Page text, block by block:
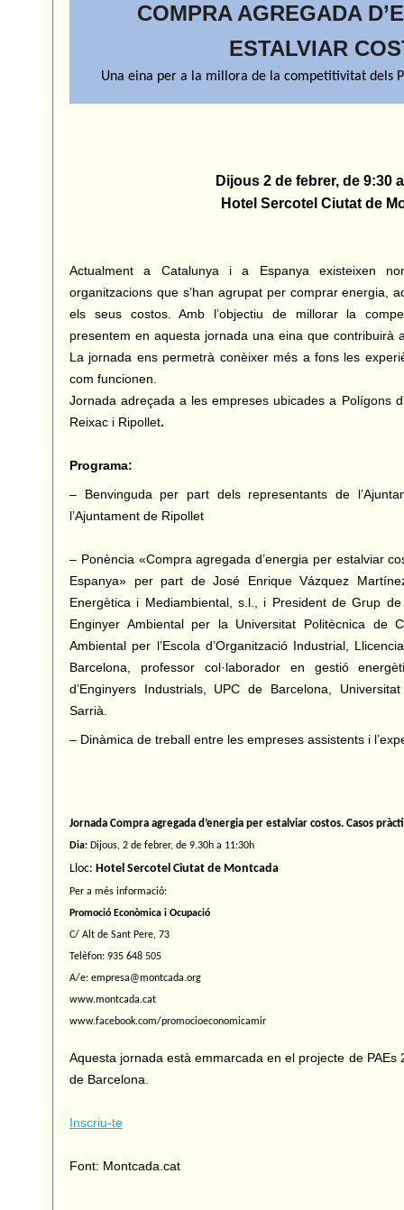
COMPRA AGREGADA
ESTALVIAR
Una eina per a la millora de la competitivitat dels
Dijous 2 de febrer, de 9:30
Hotel Sercotel Ciutat de
Actualment a Catalunya i a Espanya existeixen
organitzacions que s’han agrupat per comprar energia,
els seus costos. Amb l’objectiu de millorar la
presentem en aquesta jornada una eina que contribuirà
La jornada ens permetrà conèixer més a fons les
com funcionen.
Jornada adreçada a les empreses ubicades a Polígons
Reixac i Ripollet.
Programa:
– Benvinguda per part dels representants de
l’Ajuntament de Ripollet
– Ponència «Compra agregada d’energia per estalviar
Espanya» per part de José Enrique Vázquez
Energètica i Mediambiental, s.l., i President de Grup
Enginyer Ambiental per la Universitat Politècnica de
Ambiental per l’Escola d’Organització Industrial,
Barcelona, professor col·laborador en gestió
d’Enginyers Industrials, UPC de Barcelona,
Sarrià.
– Dinàmica de treball entre les empreses assistents i
Jornada Compra agregada d’energia per estalviar costos. Casos
Dia: Dijous, 2 de febrer, de 9.30h a 11:30h
Lloc: Hotel Sercotel Ciutat de Montcada
Per a més informació:
Promoció Econòmica i Ocupació
C/ Alt de Sant Pere, 73
Telèfon: 935 648 505
A/e: empresa@montcada.org
www.montcada.cat
www.facebook.com/promocioeconomicamir
Aquesta jornada està emmarcada en el projecte de
de Barcelona.
Inscriu-te
Font: Montcada.cat